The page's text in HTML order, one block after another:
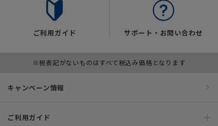
ご利用ガイド サポート・お問い合わせ
※税表記がないものはすべて税込み価格となります
キャンペーン情報
ご利用ガイド